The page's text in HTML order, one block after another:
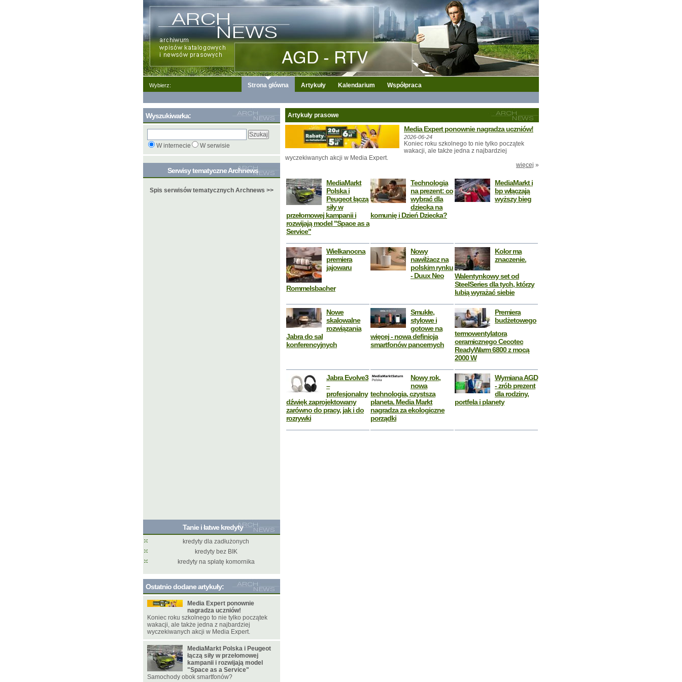
Wybierz: Strona główna Artykuły Kalendarium Współpraca
Artykuły prasowe
Media Expert ponownie nagradza uczniów!
2026-06-24
Koniec roku szkolnego to nie tylko początek
wakacji, ale także jedna z najbardziej
wyczekiwanych akcji w Media Expert.
więcej »
MediaMarkt
Polska i
Peugeot łączą
siły w
przełomowej kampanii i
rozwijają model "Space as a
Service"
Technologia
na prezent: co
wybrać dla
dziecka na
komunię i Dzień Dziecka?
MediaMarkt i
bp włączają
wyższy bieg
Wielkanocna
premiera
jajowaru
Rommelsbacher
Nowy
nawilżacz na
polskim rynku
- Duux Neo
Kolor ma
znaczenie.
Walentynkowy set od
SteelSeries dla tych, którzy
lubią wyrażać siebie
Nowe
skalowalne
rozwiązania
Jabra do sal
konferencyjnych
Smukłe,
stylowe i
gotowe na
więcej - nowa definicja
smartfonów pancernych
Premiera
budżetowego
termowentylatora
ceramicznego Cecotec
ReadyWarm 6800 z mocą
2000 W
Jabra Evolve3
–
profesjonalny
dźwięk zaprojektowany
zarówno do pracy, jak i do
rozrywki
Nowy rok,
nowa
technologia, czystsza
planeta. Media Markt
nagradza za ekologiczne
porządki
Wymiana AGD
- zrób prezent
dla rodziny,
portfela i planety
Wyszukiwarka:
W internecie W serwisie
Serwisy tematyczne Archnews
Spis serwisów tematycznych Archnews >>
Tanie i łatwe kredyty
kredyty dla zadłużonych
kredyty bez BIK
kredyty na spłatę komornika
Ostatnio dodane artykuły:
Media Expert ponownie
nagradza uczniów!
Koniec roku szkolnego to nie tylko początek
wakacji, ale także jedna z najbardziej
wyczekiwanych akcji w Media Expert.
MediaMarkt Polska i Peugeot
łączą siły w przełomowej
kampanii i rozwijają model
"Space as a Service"
Samochody obok smartfonów?